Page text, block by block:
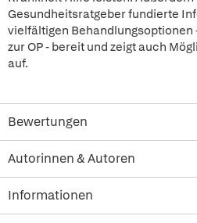
Gesundheitsratgeber fundierte
vielfältigen Behandlungsoptionen
zur OP - bereit und zeigt auch
auf.
Bewertungen
Autorinnen & Autoren
Informationen